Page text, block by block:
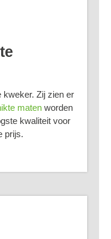
kweker. Zij zien er
maten worden
kwaliteit voor
prijs.